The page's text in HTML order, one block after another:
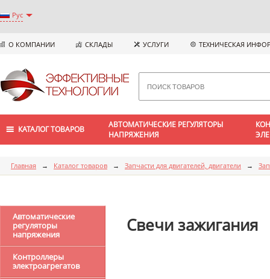
Рус
О КОМПАНИИ СКЛАДЫ УСЛУГИ ТЕХНИЧЕСКАЯ
КАТАЛОГ ТОВАРОВ
АВТОМАТИЧЕСКИЕ РЕГУЛЯТОРЫ
НАПРЯЖЕНИЯ
Главная → Каталог товаров → Запчасти для двигателей, двигатели →
Автоматические
регуляторы
напряжения
Контроллеры
электроагрегатов
Свечи зажигания